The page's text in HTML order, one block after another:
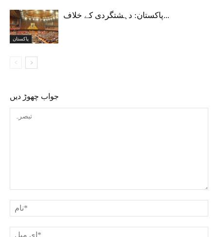
پاکستان
پاکستان: دہشتگردی کے خلاف...
جواب چھوڑ دیں